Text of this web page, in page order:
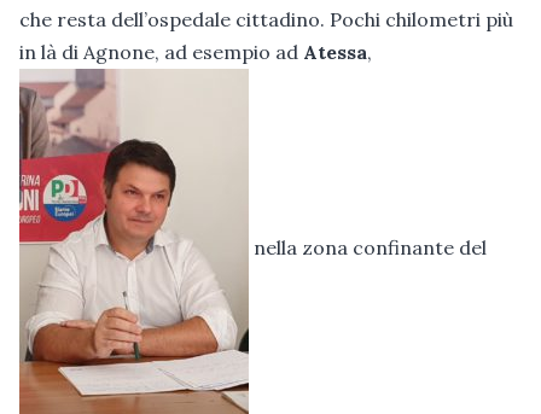
che resta dell’ospedale cittadino. Pochi chilometri più
in là di Agnone, ad esempio ad Atessa,
nella zona confinante del